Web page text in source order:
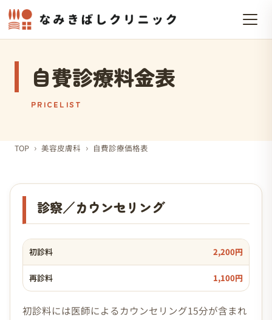
自費診療料金表
PRICELIST
TOP › 美容皮膚科 › 自費診療価格表
診察／カウンセリング
初診料 2,200円
再診料 1,100円
初診料には医師によるカウンセリング15分が含まれ